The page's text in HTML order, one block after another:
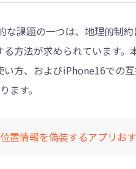
データ転送 App
イル検索・削除
課題の一つは、地理的制
方法が求められています
方、およびiPhone16での
ます。
置情報を偽装するアプリお